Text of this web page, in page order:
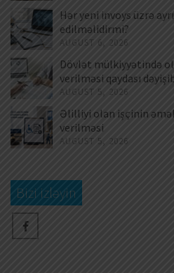
Hər yeni invoys üzrə
edilməlidirmi?
AUGUST 6, 2026
Dövlət mülkiyyətində
verilməsi qaydası
AUGUST 5, 2026
Əlilliyi olan işçinin
verilməsi
AUGUST 5, 2026
Bizi izləyin